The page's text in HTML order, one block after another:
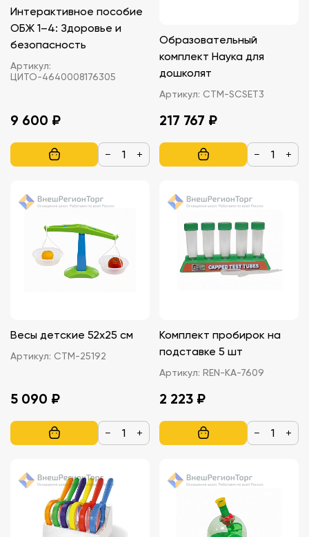
Интерактивное пособие
ОБЖ 1–4: Здоровье и
безопасность
Артикул:
ЦИТО-4640008176305
9 600 ₽
− +
Образовательный
комплект Наука для
дошколят
Артикул: СТМ-SCSET3
217 767 ₽
− +
Весы детские 52х25 см
Артикул: СТМ-25192
5 090 ₽
− +
Комплект пробирок на
подставке 5 шт
Артикул: REN-KA-7609
2 223 ₽
− +